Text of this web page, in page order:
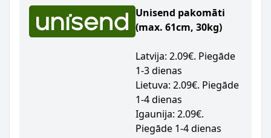
Unisend pakomāti
(max. 61cm, 30kg)
Latvija: 2.09€. Piegāde
1-3 dienas
Lietuva: 2.09€. Piegāde
1-4 dienas
Igaunija: 2.09€.
Piegāde 1-4 dienas